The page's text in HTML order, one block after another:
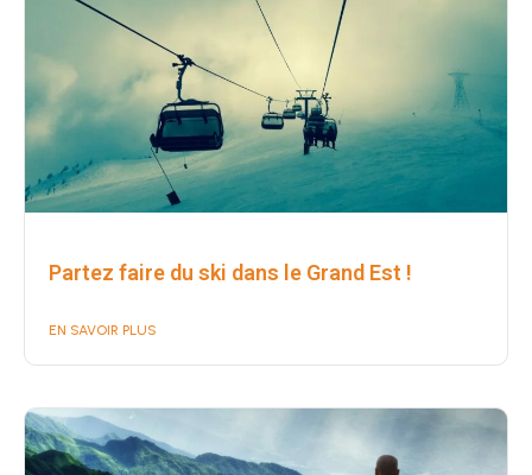
Partez faire du ski dans le Grand Est !
EN SAVOIR PLUS